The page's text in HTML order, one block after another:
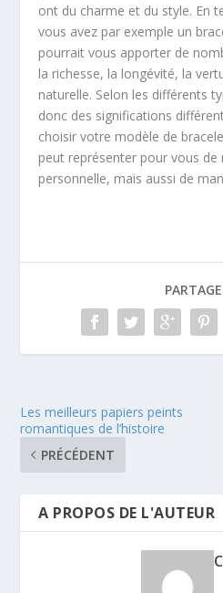
ont du charme et du style. En
vous avez par exemple un
pourrait vous apporter de
la richesse, la longévité, la
naturelle. Selon les différents
donc des significations
choisir votre modèle de
peut représenter pour vous
personnelle, mais aussi de
Les meilleurs papiers peints
romantiques de l’histoire
PRÉCÉDENT
A PROPOS DE L'AUTEUR